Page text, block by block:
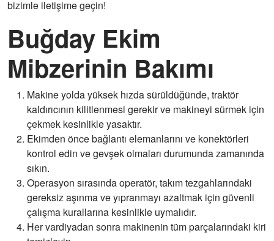
bizimle iletişime geçin!
Buğday Ekim
Mibzerinin Bakımı
Makine yolda yüksek hızda sürüldüğünde, traktör
kaldırıcının kilitlenmesi gerekir ve makineyi sürmek için
çekmek kesinlikle yasaktır.
Ekimden önce bağlantı elemanlarını ve konektörleri
kontrol edin ve gevşek olmaları durumunda zamanında
sıkın.
Operasyon sırasında operatör, takım tezgahlarındaki
gereksiz aşınma ve yıpranmayı azaltmak için güvenli
çalışma kurallarına kesinlikle uymalıdır.
Her vardiyadan sonra makinenin tüm parçalarındaki kiri